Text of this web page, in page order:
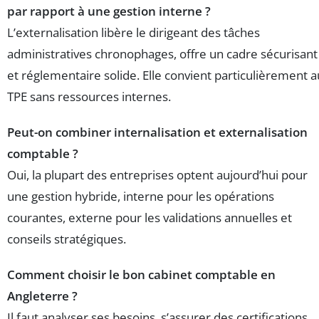
par rapport à une gestion interne ?
L’externalisation libère le dirigeant des tâches
administratives chronophages, offre un cadre sécurisant
et réglementaire solide. Elle convient particulièrement
TPE sans ressources internes.
Peut-on combiner internalisation et externalisation
comptable ?
Oui, la plupart des entreprises optent aujourd’hui pour
une gestion hybride, interne pour les opérations
courantes, externe pour les validations annuelles et
conseils stratégiques.
Comment choisir le bon cabinet comptable en
Angleterre ?